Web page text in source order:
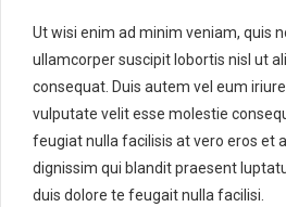
Ut wisi enim ad minim veniam, quis
ullamcorper suscipit lobortis nisl ut
consequat. Duis autem vel eum
vulputate velit esse molestie
feugiat nulla facilisis at vero eros et
dignissim qui blandit praesent
duis dolore te feugait nulla facilisi.